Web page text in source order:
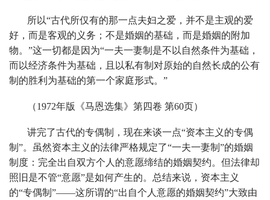
所以“古代所仅有的那一点夫妇之爱，并不是主观的爱
好，而是客观的义务；不是婚姻的基础，而是婚姻的附加
物。”这一切都是因为“一夫一妻制是不以自然条件为基础，
而以经济条件为基础，且以私有制对原始的自然长成的公有
制的胜利为基础的第一个家庭形式。”
（1972年版《马恩选集》第四卷 第60页）
讲完了古代的专偶制，现在来谈一点“资本主义的专偶
制”。虽然资本主义的法律严格规定了“一夫一妻制”的婚姻
制度：完全出自双方个人的意愿缔结的婚姻契约。但法律却
照旧是不管“意愿”是如何产生的。总结来说，资本主义
的“专偶制”——这所谓的“出自个人意愿的婚姻契约”大致由